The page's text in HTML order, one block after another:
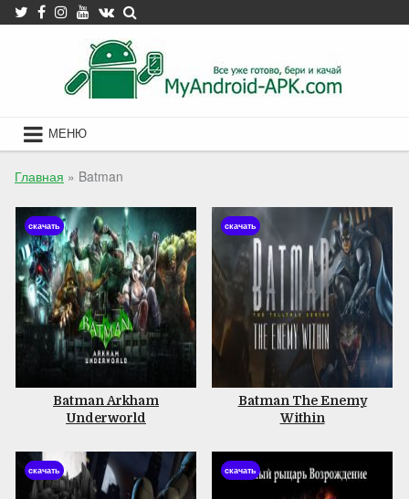
Skip
to
МЕНЮ
Главная » Batman
скачать
Batman Arkham
Underworld
скачать
Batman The Enemy
Within
скачать скачать